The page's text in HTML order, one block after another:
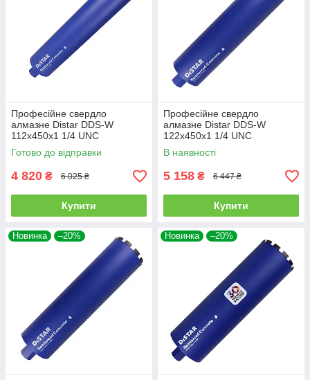
Професійне свердло
алмазне Distar DDS-W
112x450x1 1/4 UNC
Reinforced concrete
(17903094089)
Готово до відправки
4 820 ₴ 6 025 ₴
Купити
Професійне свердло
алмазне Distar DDS-W
122x450x1 1/4 UNC
Reinforced concrete
(17903094090)
В наявності
5 158 ₴ 6 447 ₴
Купити
Новинка –20% Новинка –20%